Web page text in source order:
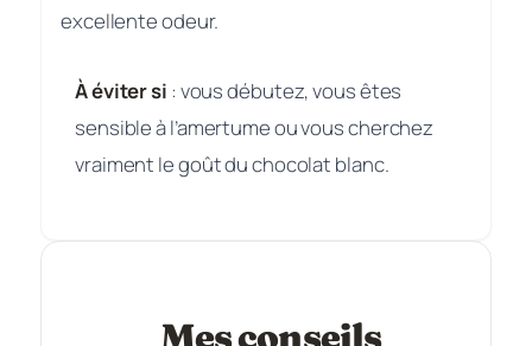
excellente odeur.
À éviter si : vous débutez, vous êtes
sensible à l’amertume ou vous cherchez
vraiment le goût du chocolat blanc.
Mes conseils